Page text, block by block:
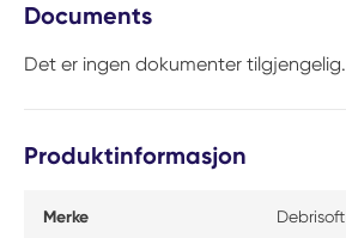
Documents
Det er ingen dokumenter tilgjengelig.
Produktinformasjon
Merke Debrisoft